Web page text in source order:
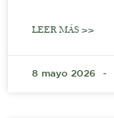
LEER MÁS >>
8 mayo 2026